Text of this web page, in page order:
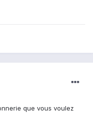
que vous voulez